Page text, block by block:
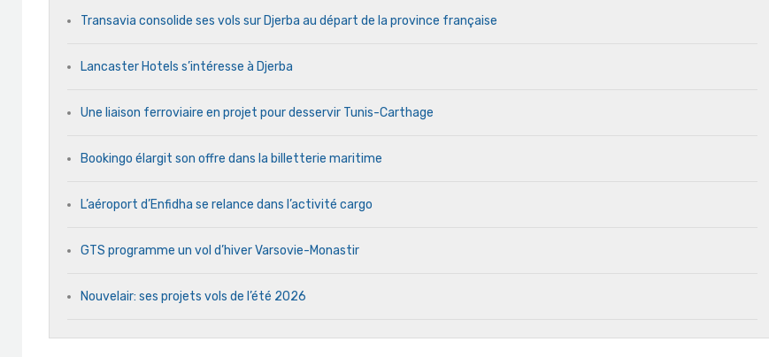
Transavia consolide ses vols sur Djerba au départ de la province française
Lancaster Hotels s’intéresse à Djerba
Une liaison ferroviaire en projet pour desservir Tunis-Carthage
Bookingo élargit son offre dans la billetterie maritime
L’aéroport d’Enfidha se relance dans l’activité cargo
GTS programme un vol d’hiver Varsovie-Monastir
Nouvelair: ses projets vols de l’été 2026